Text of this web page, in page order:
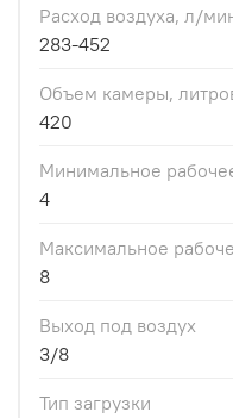
Расход воздуха, л/
283-452
Объем камеры,
420
Минимальное
4
Максимальное
8
Выход под воздух
3/8
Тип загрузки